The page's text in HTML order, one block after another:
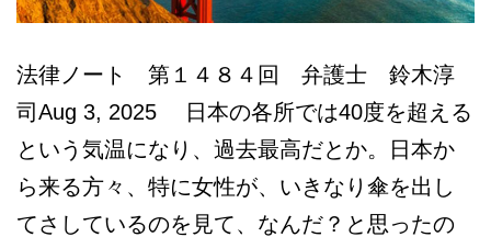
法律ノート 第１４８４回 弁護士 鈴木淳
司Aug 3, 2025 日本の各所では40度を超える
という気温になり、過去最高だとか。日本か
ら来る方々、特に女性が、いきなり傘を出し
てさしているのを見て、なんだ？と思ったの